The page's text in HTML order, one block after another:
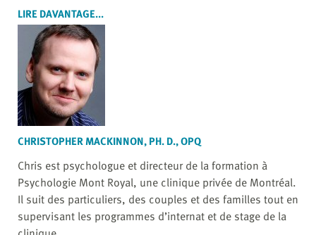
LIRE DAVANTAGE...
CHRISTOPHER MACKINNON, PH. D., OPQ
Chris est psychologue et directeur de la formation à
Psychologie Mont Royal, une clinique privée de Montréal.
Il suit des particuliers, des couples et des familles tout en
supervisant les programmes d’internat et de stage de la